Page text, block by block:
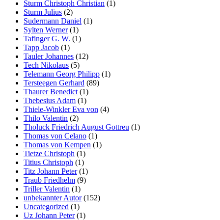
Sturm Christoph Christian (1)
Sturm Julius (2)
Sudermann Daniel (1)
Sylten Werner(1)
Tafinger G. W. (1)
Tapp Jacob (1)
Tauler Johannes (12)
Tech Nikolaus (5)
Telemann Georg Philipp (1)
Tersteegen Gerhard (89)
Thaurer Benedict (1)
Thebesius Adam (1)
Thiele-Winkler Eva von (4)
Thilo Valentin (2)
Tholuck Friedrich August Gottreu (1)
Thomas von Celano (1)
Thomas von Kempen (1)
Tietze Christoph (1)
Titius Christoph (1)
Titz Johann Peter(1)
Traub Friedhelm (9)
Triller Valentin (1)
unbekannter Autor(152)
Uncategorized (1)
Uz Johann Peter(1)